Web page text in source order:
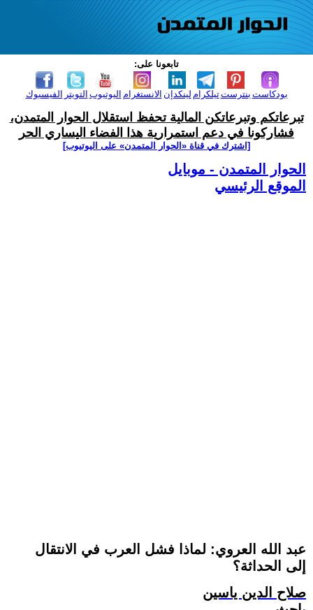
تابعونا على:
الفيسبوك التويتر اليوتيوب الانستغرام لينكدإن تيلكرامبنترست بودكاست
تبرعاتكم وتبرعاتكن المالية تحفظ استقلال الحوار المتمدن،
فشاركونا في دعم استمرارية هذا الفضاء اليساري الحر
[اشترك في قناة ‫«الحوار المتمدن» على اليوتيوب]
الحوار المتمدن - موبايل
الموقع الرئيسي
عبد الله العروي: لماذا فشل العرب في الانتقال
إلى الحداثة؟
صلاح الدين ياسين